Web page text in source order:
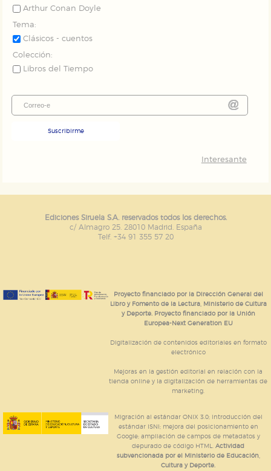
Arthur Conan Doyle
Tema:
Clásicos - cuentos
Colección:
Libros del Tiempo
Suscribirme
Interesante
Ediciones Siruela S.A. reservados todos los derechos.
c/ Almagro 25. 28010 Madrid. España
Telf. +34 91 355 57 20
Proyecto financiado por la Dirección General del
Libro y Fomento de la Lectura, Ministerio de Cultura
y Deporte. Proyecto financiado por la Unión
Europea-Next Generation EU
Digitalización de contenidos editoriales en formato
electrónico
Mejoras en la gestión editorial en relación con la
tienda online y la digitalización de herramientas de
marketing.
Migración al estándar ONIX 3.0; introducción del
estándar ISNI; mejora del posicionamiento en
Google; ampliación de campos de metadatos y
depurado de código HTML.Actividad
subvencionada por el Ministerio de Educación,
Cultura y Deporte.